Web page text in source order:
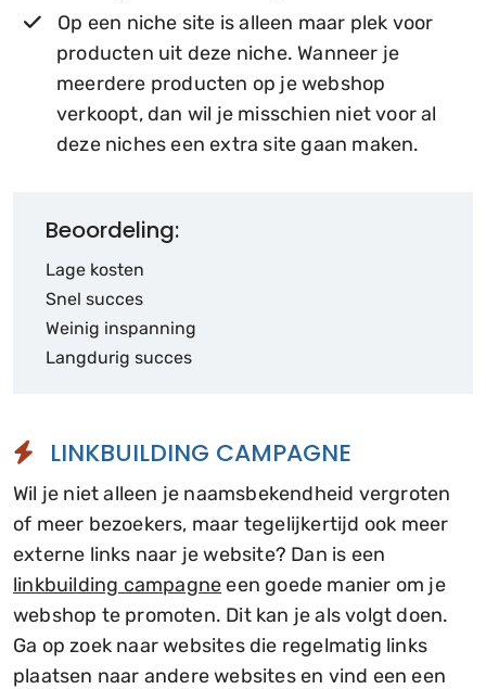
Op een niche site is alleen maar plek voor
producten uit deze niche. Wanneer je
meerdere producten op je webshop
verkoopt, dan wil je misschien niet voor al
deze niches een extra site gaan maken.
Beoordeling:
Lage kosten
Snel succes
Weinig inspanning
Langdurig succes
LINKBUILDING CAMPAGNE
Wil je niet alleen je naamsbekendheid vergroten
of meer bezoekers, maar tegelijkertijd ook meer
externe links naar je website? Dan is een
linkbuilding campagne een goede manier om je
webshop te promoten. Dit kan je als volgt doen.
Ga op zoek naar websites die regelmatig links
plaatsen naar andere websites en vind een een